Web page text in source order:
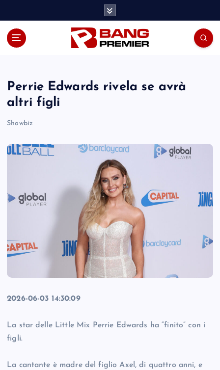
Perrie Edwards rivela se avrà
altri figli
Showbiz
2026-06-03 14:30:09
La star delle Little Mix Perrie Edwards ha “finito” con i
figli.
La cantante è madre del figlio Axel, di quattro anni, e